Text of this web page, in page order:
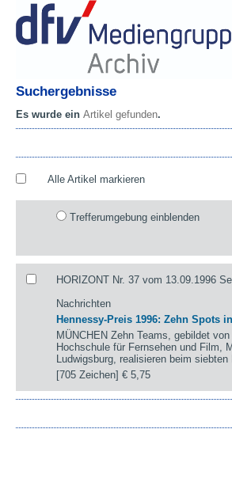
Suchergebnisse
Es wurde ein Artikel gefunden.
Alle Artikel markieren
Trefferumgebung einblenden
HORIZONT Nr. 37 vom 13.09.1996
Nachrichten
Hennessy-Preis 1996: Zehn Spots
MÜNCHEN Zehn Teams, gebildet
Hochschule für Fernsehen und Film,
Ludwigsburg, realisieren beim
[705 Zeichen]€ 5,75